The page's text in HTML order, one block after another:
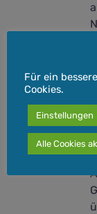
Für ein
Cookies.
Einstellungen
Alle Cookies